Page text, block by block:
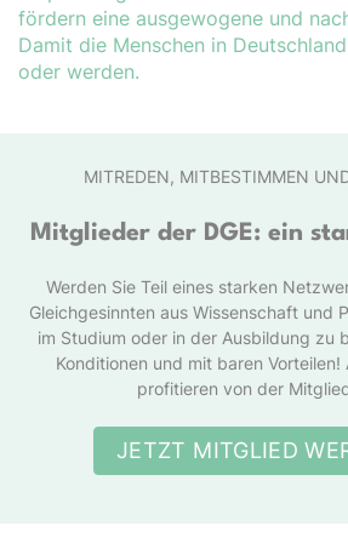
fördern eine ausgewogene und
Damit die Menschen in
oder werden.
MITREDEN, MITBESTIMMEN
Mitglieder der DGE: ein
Werden Sie Teil eines starken
Gleichgesinnten aus Wissenschaft und
im Studium oder in der Ausbildung zu
Konditionen und mit baren
profitieren von der
JETZT MITGLIED